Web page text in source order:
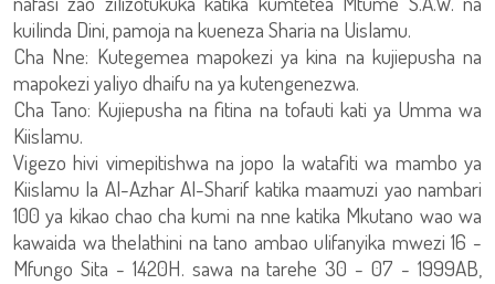
kuilinda Dini, pamoja na kueneza Sharia na Uislamu.
Cha Nne: Kutegemea mapokezi ya kina na kujiepusha na
mapokezi yaliyo dhaifu na ya kutengenezwa.
Cha Tano: Kujiepusha na fitina na tofauti kati ya Umma wa
Kiislamu.
Vigezo hivi vimepitishwa na jopo la watafiti wa mambo ya
Kiislamu la Al-Azhar Al-Sharif katika maamuzi yao nambari
100 ya kikao chao cha kumi na nne katika Mkutano wao wa
kawaida wa thelathini na tano ambao ulifanyika mwezi 16 -
Mfungo Sita - 1420H. sawa na tarehe 30 - 07 - 1999AB,